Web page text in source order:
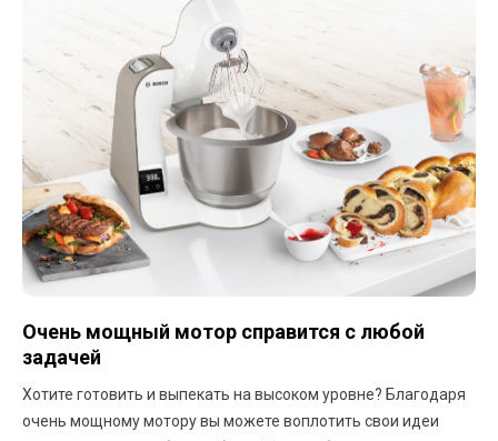
Очень мощный мотор справится с любой
задачей
Хотите готовить и выпекать на высоком уровне? Благодаря
очень мощному мотору вы можете воплотить свои идеи